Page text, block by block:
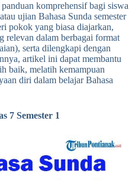
komprehensif bagi siswa
ujian Bahasa Sunda semester
pokok yang biasa diajarkan,
relevan dalam berbagai format
serta dilengkapi dengan
artikel ini dapat membantu
baik, melatih kemampuan
diri dalam belajar Bahasa
7 Semester 1